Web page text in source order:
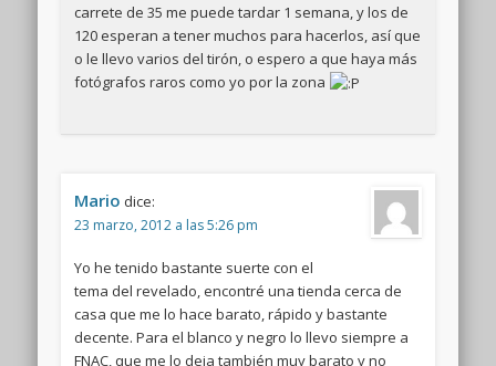
carrete de 35 me puede tardar 1 semana, y los de
120 esperan a tener muchos para hacerlos, así que
o le llevo varios del tirón, o espero a que haya más
fotógrafos raros como yo por la zona
Mario dice:
23 marzo, 2012 a las 5:26 pm
Yo he tenido bastante suerte con el
tema del revelado, encontré una tienda cerca de
casa que me lo hace barato, rápido y bastante
decente. Para el blanco y negro lo llevo siempre a
FNAC, que me lo deja también muy barato y no